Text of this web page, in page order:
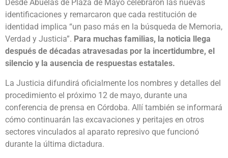
Desde Abuelas de Plaza de Mayo celebraron las nuevas
identificaciones y remarcaron que cada restitución de
identidad implica “un paso más en la búsqueda de Memoria,
Verdad y Justicia”. Para muchas familias, la noticia llega
después de décadas atravesadas por la incertidumbre, el
silencio y la ausencia de respuestas estatales.
La Justicia difundirá oficialmente los nombres y detalles del
procedimiento el próximo 12 de mayo, durante una
conferencia de prensa en Córdoba. Allí también se informará
cómo continuarán las excavaciones y peritajes en otros
sectores vinculados al aparato represivo que funcionó
durante la última dictadura.